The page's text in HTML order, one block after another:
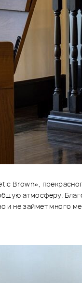
Brown»,
атмосферу.
и не займет много